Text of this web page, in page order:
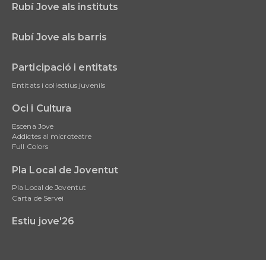
Rubí Jove als instituts
Rubí Jove als barris
Participació i entitats
Entitats i col·lectius juvenils
Oci i Cultura
Escena Jove
Addictes al microteatre
Full Colors
Pla Local de Joventut
Pla Local de Joventut
Carta de Servei
Estiu jove'26